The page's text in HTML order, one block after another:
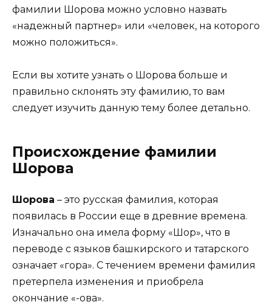
фамилии Шорова можно условно назвать
«надежный партнер» или «человек, на которого
можно положиться».
Если вы хотите узнать о Шорова больше и
правильно склонять эту фамилию, то вам
следует изучить данную тему более детально.
Происхождение фамилии
Шорова
Шорова – это русская фамилия, которая
появилась в России еще в древние времена.
Изначально она имела форму «Шор», что в
переводе с языков башкирского и татарского
означает «гора». С течением времени фамилия
претерпела изменения и приобрела
окончание «-ова».